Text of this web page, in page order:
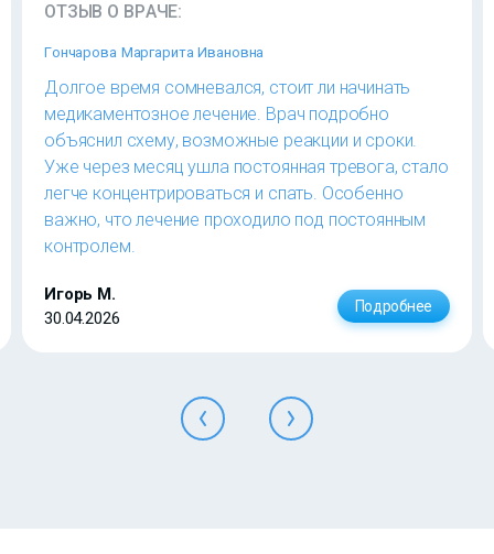
ОТЗЫВ О ВРАЧЕ:
Гончарова Маргарита Ивановна
Долгое время сомневался, стоит ли начинать
медикаментозное лечение. Врач подробно
объяснил схему, возможные реакции и сроки.
Уже через месяц ушла постоянная тревога, стало
легче концентрироваться и спать. Особенно
важно, что лечение проходило под постоянным
контролем.
Игорь М.
30.04.2026
Подробнее